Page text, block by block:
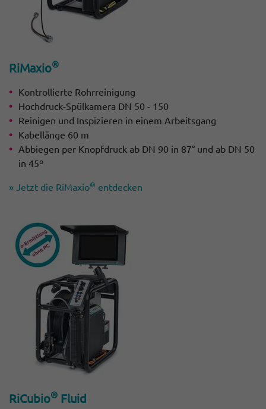
RiMaxio®
Kontrollierte Rohrreinigung
Hochdruck-Spülkamera DN 50 - 150
Reinigen und Inspizieren in einem Arbeitsgang
Kabellänge 60 m
Abbiegen per Knopfdruck ab DN 90 in 87° und ab DN 50
in 45º
» Jetzt die RiMaxio® entdecken
RiCubio® Fluid